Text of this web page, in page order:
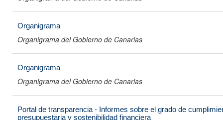
Organigrama
Organigrama del Gobierno de Canarias
Organigrama
Organigrama del Gobierno de Canarias
Portal de transparencia - Informes sobre el grado de
presupuestaria y sostenibilidad financiera